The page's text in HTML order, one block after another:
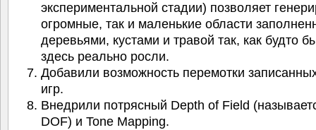
экспериментальной стадии) позволяет
огромные, так и маленькие области
деревьями, кустами и травой так, как будто
здесь реально росли.
Добавили возможность перемотки
игр.
Внедрили потрясный Depth of Field
DOF) и Tone Mapping.